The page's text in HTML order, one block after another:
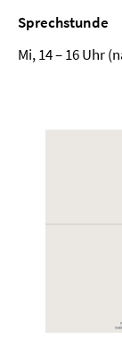
Sprechstunde
Mi, 14–16 Uhr